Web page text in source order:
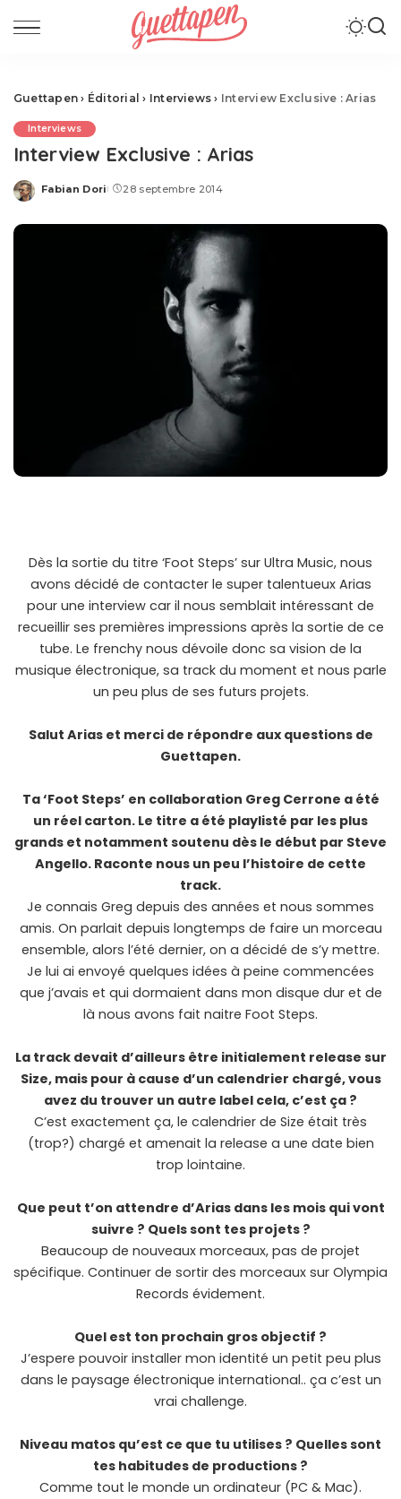
Guettapen › Éditorial › Interviews › Interview Exclusive : Arias
Interviews
Interview Exclusive : Arias
Posted
Fabian Dori 28 septembre 2014
Dès la sortie du titre ‘Foot Steps’ sur Ultra Music, nous
avons décidé de contacter le super talentueux Arias
pour une interview car il nous semblait intéressant de
recueillir ses premières impressions après la sortie de ce
tube. Le frenchy nous dévoile donc sa vision de la
musique électronique, sa track du moment et nous parle
un peu plus de ses futurs projets.
Salut Arias et merci de répondre aux questions de
Guettapen.
Ta ‘Foot Steps’ en collaboration Greg Cerrone a été
un réel carton. Le titre a été playlisté par les plus
grands et notamment soutenu dès le début par Steve
Angello. Raconte nous un peu l’histoire de cette
track.
Je connais Greg depuis des années et nous sommes
amis. On parlait depuis longtemps de faire un morceau
ensemble, alors l’été dernier, on a décidé de s’y mettre.
Je lui ai envoyé quelques idées à peine commencées
que j’avais et qui dormaient dans mon disque dur et de
là nous avons fait naitre Foot Steps.
La track devait d’ailleurs être initialement release sur
Size, mais pour à cause d’un calendrier chargé, vous
avez du trouver un autre label cela, c’est ça ?
C’est exactement ça, le calendrier de Size était très
(trop?) chargé et amenait la release a une date bien
trop lointaine.
Que peut t’on attendre d’Arias dans les mois qui vont
suivre ? Quels sont tes projets ?
Beaucoup de nouveaux morceaux, pas de projet
spécifique. Continuer de sortir des morceaux sur Olympia
Records évidement.
Quel est ton prochain gros objectif ?
J’espere pouvoir installer mon identité un petit peu plus
dans le paysage électronique international.. ça c’est un
vrai challenge.
Niveau matos qu’est ce que tu utilises ? Quelles sont
tes habitudes de productions ?
Comme tout le monde un ordinateur (PC & Mac).